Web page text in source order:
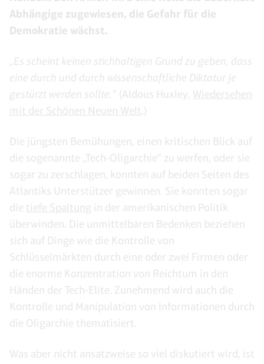
Abhängige zugewiesen, die Gefahr für die
Demokratie wächst.
„Es scheint keinen stichhaltigen Grund zu geben, dass
eine durch und durch wissenschaftliche Diktatur je
gestürzt werden sollte.“ (Aldous Huxley, Wiedersehen
mit der Schönen Neuen Welt .)
Die jüngsten Bemühungen, einen kritischen Blick auf
die sogenannte „Tech-Oligarchie“ zu werfen, oder sie
sogar zu zerschlagen, konnten auf beiden Seiten des
Atlantiks Unterstützer gewinnen. Sie konnten sogar
die tiefe Spaltung in der amerikanischen Politik
überwinden. Die unmittelbaren Bedenken beziehen
sich auf Dinge wie die Kontrolle von
Schlüsselmärkten durch eine oder zwei Firmen oder
die enorme Konzentration von Reichtum in den
Händen der Tech-Elite. Zunehmend wird auch die
Kontrolle und Manipulation von Informationen durch
die Oligarchie thematisiert.
Was aber nicht ansatzweise so viel diskutiert wird, ist